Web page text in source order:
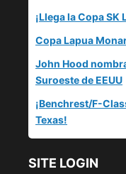
¡Llega la Copa
Copa Lapua
John Hood
Suroeste de EEUU
¡Benchrest/F-
Texas!
SITE LOGIN